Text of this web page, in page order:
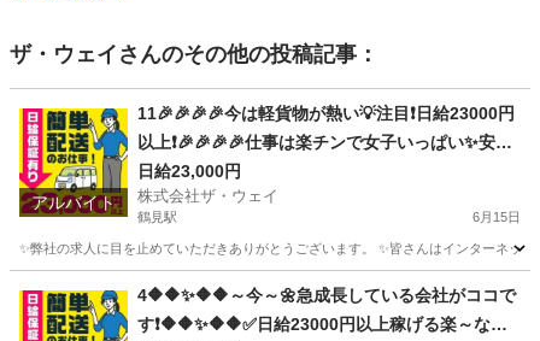
ザ・ウェイ さんのその他の投稿記事：
アルバイト
11🎉🎉🎉🎉今は軽貨物が熱い💡注目❗️日給23000円
以上❗️🎉🎉🎉🎉仕事は楽チンで女子いっぱい✨安定
収入😄完全週休2日制だよ💗
日給23,000円
株式会社ザ・ウェイ
鶴見駅 6月15日
✨弊社の求人に目を止めていただきありがとうございます。 ✨皆さんはインターネッ
鶴見駅 配送 ネットスーパー
4🔶🔶✨🔶🔶～今～🌼急成長している会社がココで
す❗️🔶🔶✨🔶🔶✅日給23000円以上稼げる楽～なお